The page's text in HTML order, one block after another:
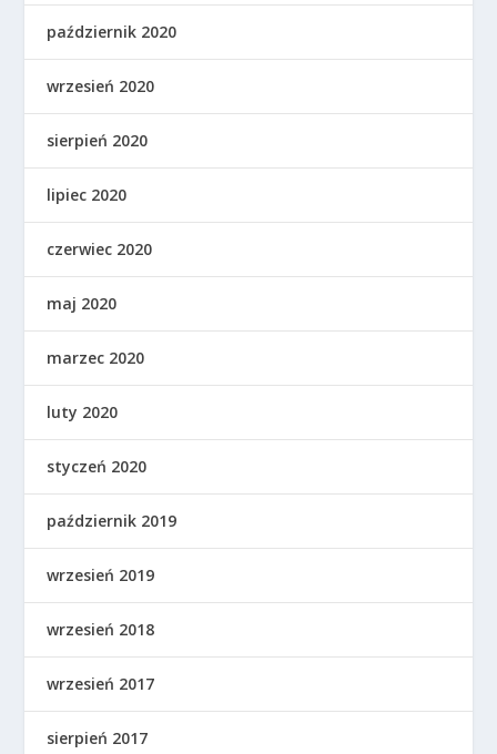
październik 2020
wrzesień 2020
sierpień 2020
lipiec 2020
czerwiec 2020
maj 2020
marzec 2020
luty 2020
styczeń 2020
październik 2019
wrzesień 2019
wrzesień 2018
wrzesień 2017
sierpień 2017